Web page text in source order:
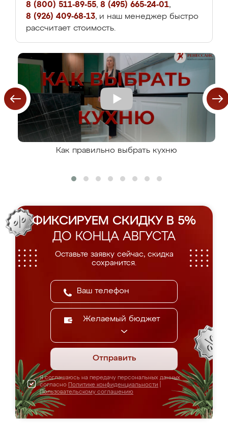
8 (800) 511-89-55, 8 (495) 665-24-01,
8 (926) 409-68-13, и наш менеджер быстро
рассчитает стоимость.
Как правильно выбрать кухню
ФИКСИРУЕМ СКИДКУ В 5%
ДО КОНЦА АВГУСТА
Оставьте заявку сейчас, скидка
сохранится.
Желаемый бюджет
Отправить
Я соглашаюсь на передачу персональных данных
согласно Политике конфиденциальности
Пользовательскому соглашению